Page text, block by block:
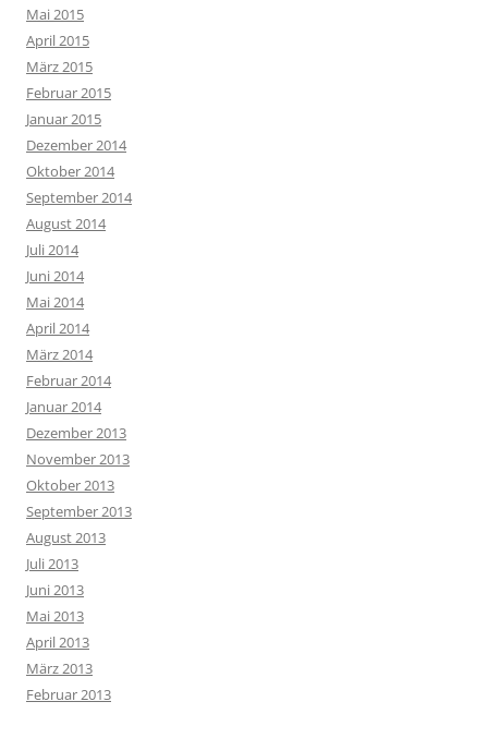
Mai 2015
April 2015
März 2015
Februar 2015
Januar 2015
Dezember 2014
Oktober 2014
September 2014
August 2014
Juli 2014
Juni 2014
Mai 2014
April 2014
März 2014
Februar 2014
Januar 2014
Dezember 2013
November 2013
Oktober 2013
September 2013
August 2013
Juli 2013
Juni 2013
Mai 2013
April 2013
März 2013
Februar 2013